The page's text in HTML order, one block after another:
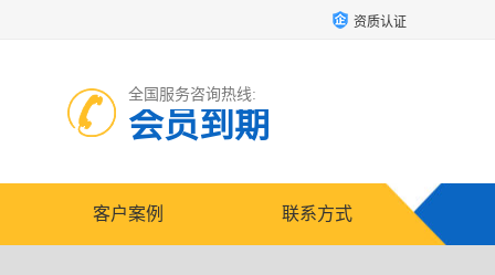
资质认证
全国服务咨询热线:
会员到期
客户案例 联系方式